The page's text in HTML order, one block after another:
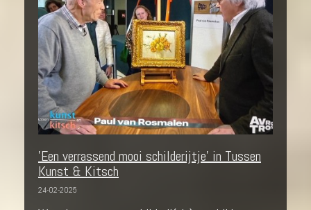
'Een verrassend mooi schilderijtje' in Tussen
Kunst & Kitsch
24-02-2025